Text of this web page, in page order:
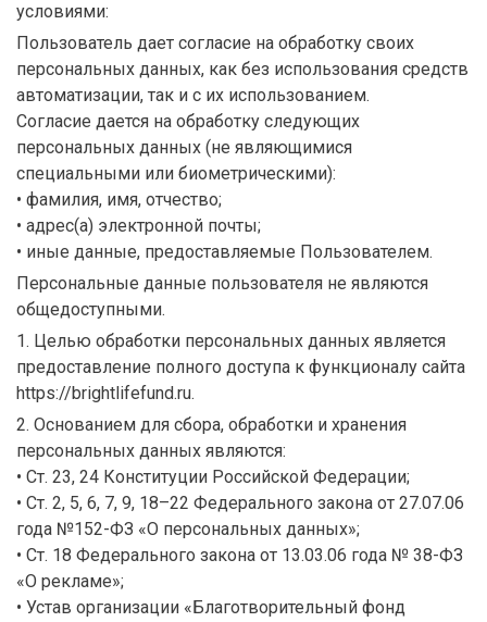
условиями:
Пользователь дает согласие на обработку своих
персональных данных, как без использования средств
автоматизации, так и с их использованием.
Согласие дается на обработку следующих
персональных данных (не являющимися
специальными или биометрическими):
• фамилия, имя, отчество;
• адрес(а) электронной почты;
• иные данные, предоставляемые Пользователем.
Персональные данные пользователя не являются
общедоступными.
1. Целью обработки персональных данных является
предоставление полного доступа к функционалу сайта
https://brightlifefund.ru.
2. Основанием для сбора, обработки и хранения
персональных данных являются:
• Ст. 23, 24 Конституции Российской Федерации;
• Ст. 2, 5, 6, 7, 9, 18–22 Федерального закона от 27.07.06
года №152-ФЗ «О персональных данных»;
• Ст. 18 Федерального закона от 13.03.06 года № 38-ФЗ
«О рекламе»;
• Устав организации «Благотворительный фонд